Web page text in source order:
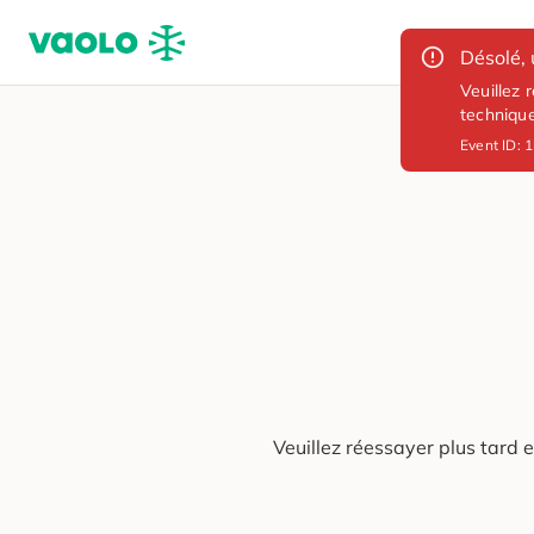
Désolé,
Veuillez
Event ID:
Veuillez réessayer plus tard